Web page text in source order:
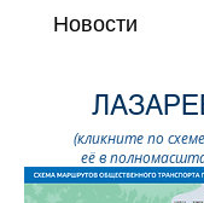
Новости
(кликните по
её в